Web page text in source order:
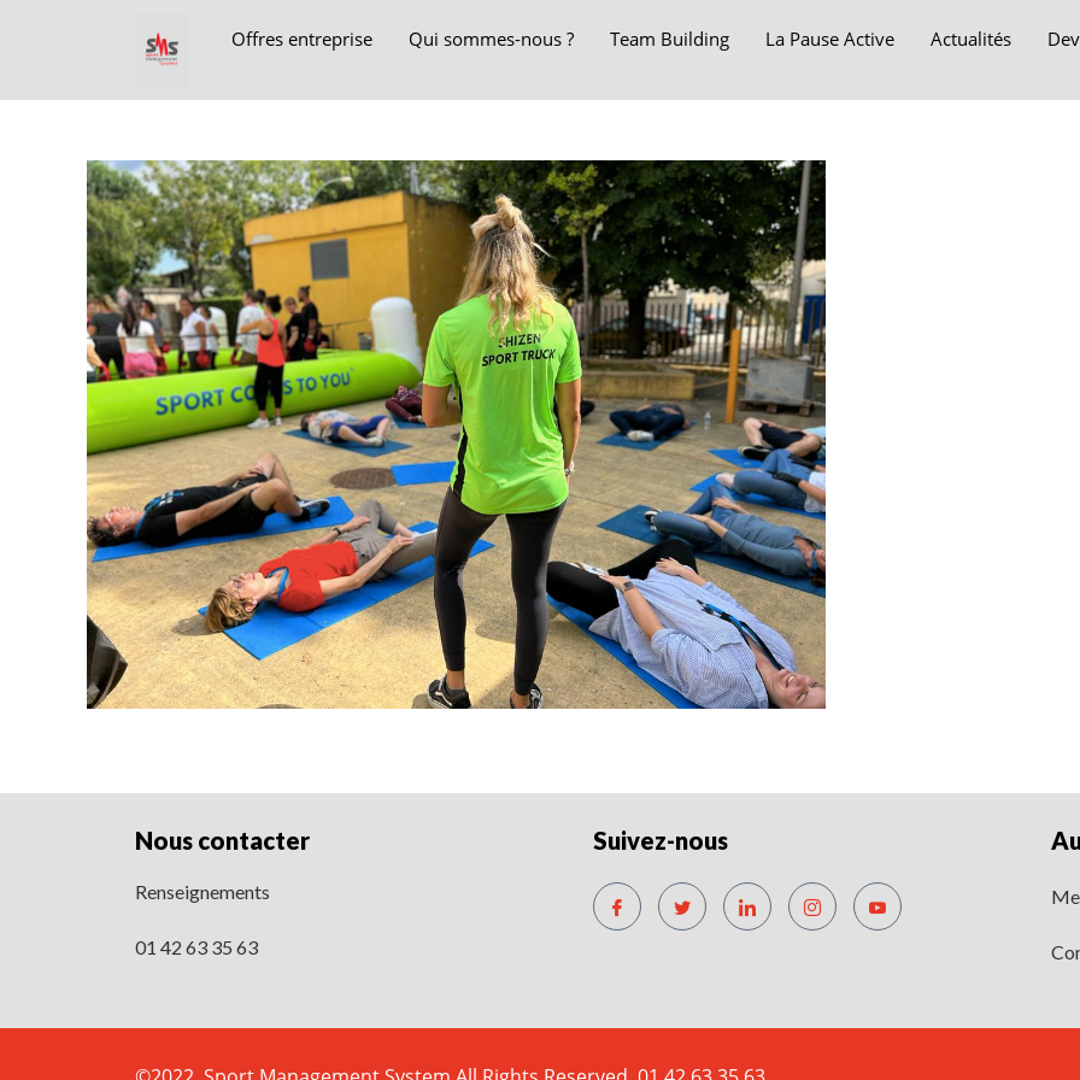
Offres entreprise Qui sommes-nous ? Team Building La Pause Active Actualités
Nous contacter
Renseignements
01 42 63 35 63
Suivez-nous